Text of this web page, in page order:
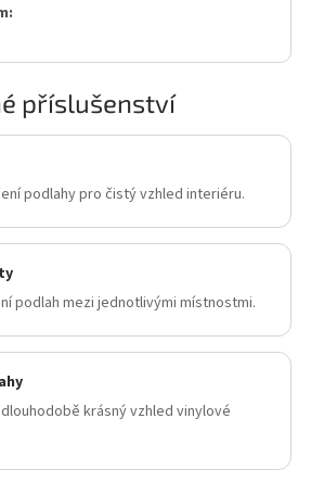
příslušenství
podlahy pro čistý vzhled interiéru.
podlah mezi jednotlivými místnostmi.
krásný vzhled vinylové